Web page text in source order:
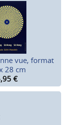
vue, format
28 cm
€